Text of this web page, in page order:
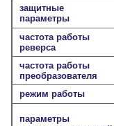
защитные
параметры
частота работы
реверса
частота работы
преобразователя
режим работы
параметры